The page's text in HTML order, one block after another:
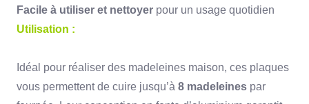
Facile à utiliser et nettoyer pour un usage quotidien
Utilisation :
Idéal pour réaliser des madeleines maison, ces plaques
vous permettent de cuire jusqu’à 8 madeleines par